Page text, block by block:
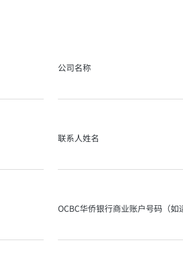
公司名称
联系人姓名
OCBC华侨银行商业账户号码（如